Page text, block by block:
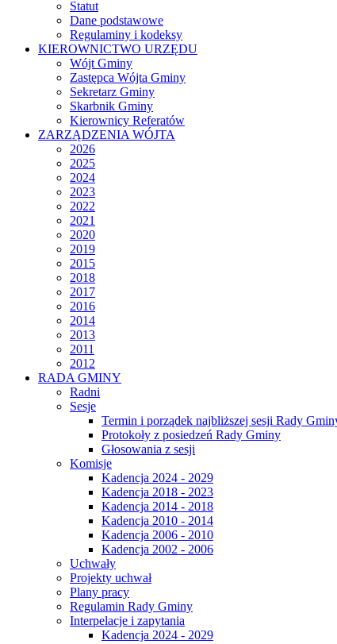
Statut
Dane podstawowe
Regulaminy i kodeksy
KIEROWNICTWO URZĘDU
Wójt Gminy
Zastępca Wójta Gminy
Sekretarz Gminy
Skarbnik Gminy
Kierownicy Referatów
ZARZĄDZENIA WÓJTA
2026
2025
2024
2023
2022
2021
2020
2019
2015
2018
2017
2016
2014
2013
2011
2012
RADA GMINY
Radni
Sesje
Termin i porządek najbliższej sesji Rady
Protokoły z posiedzeń Rady Gminy
Głosowania z sesji
Komisje
Kadencja 2024 - 2029
Kadencja 2018 - 2023
Kadencja 2014 - 2018
Kadencja 2010 - 2014
Kadencja 2006 - 2010
Kadencja 2002 - 2006
Uchwały
Projekty uchwał
Plany pracy
Regulamin Rady Gminy
Interpelacje i zapytania
Kadencja 2024 - 2029